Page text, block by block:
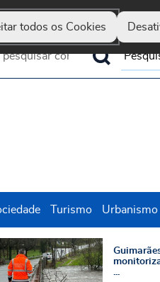
todos os Cookies
Guimarães
Marca
Turismo Urbanismo
Araújo visita e
reforça
...